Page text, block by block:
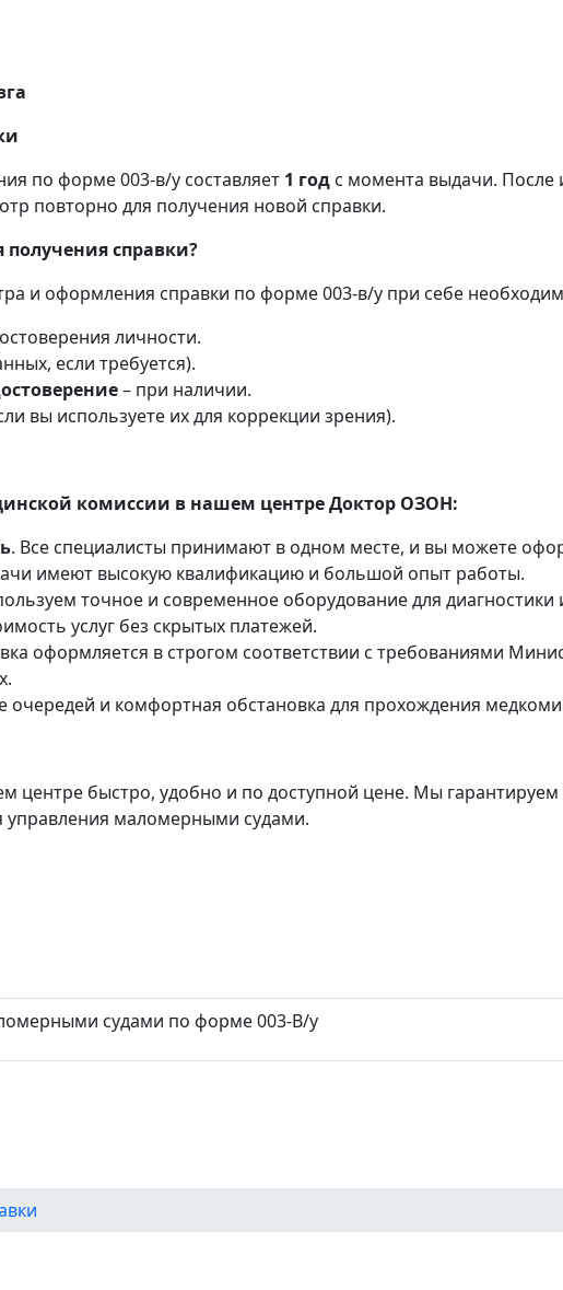
по форме 003-в/у составляет 1 год с момента выдачи. После
повторно для получения новой справки.
справки?
и оформления справки по форме 003-в/у при себе
личности.
если требуется).
– при наличии.
вы используете их для коррекции зрения).
комиссии в нашем центре Доктор ОЗОН:
. Все специалисты принимают в одном месте, и вы можете
имеют высокую квалификацию и большой опыт работы.
точное и современное оборудование для диагностики
услуг без скрытых платежей.
оформляется в строгом соответствии с требованиями
очередей и комфортная обстановка для прохождения
центре быстро, удобно и по доступной цене. Мы
управления маломерными судами.
судами по форме 003-В/у